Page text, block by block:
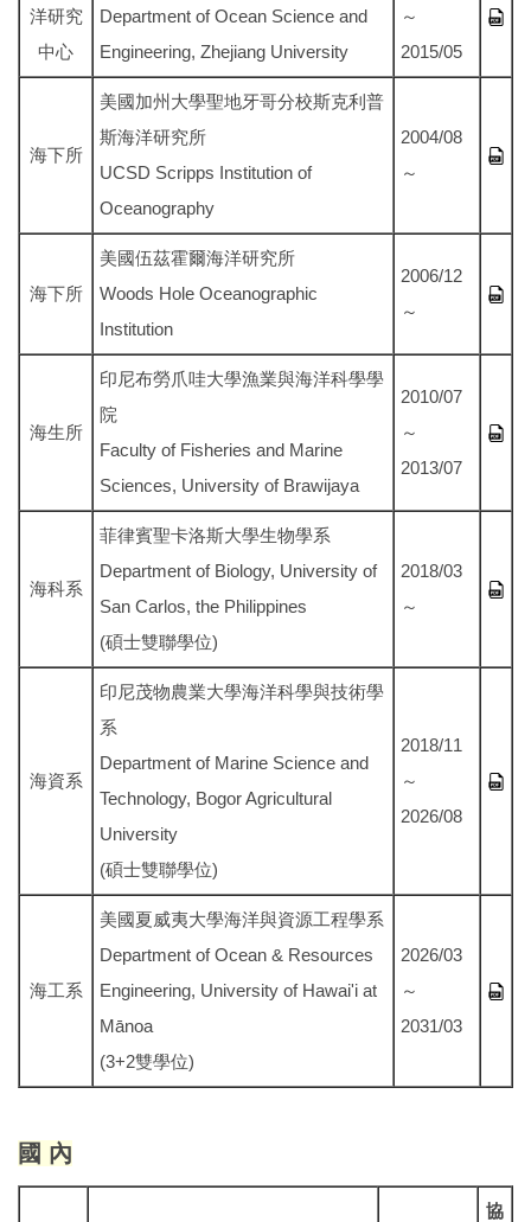
洋研究
中心
Department of Ocean Science and
Engineering, Zhejiang University
～
2015/05
海下所
美國加州大學聖地牙哥分校斯克利普
斯海洋研究所
UCSD Scripps Institution of
Oceanography
2004/08
～
海下所
美國伍茲霍爾海洋研究所
Woods Hole Oceanographic
Institution
2006/12
～
海生所
印尼布勞爪哇大學漁業與海洋科學學
院
Faculty of Fisheries and Marine
Sciences, University of Brawijaya
2010/07
～
2013/07
海科系
菲律賓聖卡洛斯大學生物學系
Department of Biology, University of
San Carlos, the Philippines
(碩士雙聯學位)
2018/03
～
海資系
印尼茂物農業大學海洋科學與技術學
系
Department of Marine Science and
Technology, Bogor Agricultural
University
(碩士雙聯學位)
2018/11
～
2026/08
海工系
美國夏威夷大學海洋與資源工程學系
Department of Ocean & Resources
Engineering, University of Hawai'i at
Mānoa
(3+2雙學位)
2026/03
～
2031/03
國 內
協